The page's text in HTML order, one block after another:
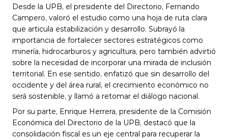
Desde la UPB, el presidente del Directorio, Fernando
Campero, valoró el estudio como una hoja de ruta clara
que articula estabilización y desarrollo. Subrayó la
importancia de fortalecer sectores estratégicos como
minería, hidrocarburos y agricultura, pero también advirtió
sobre la necesidad de incorporar una mirada de inclusión
territorial. En ese sentido, enfatizó que sin desarrollo del
occidente y del área rural, el crecimiento económico no
será sostenible, y llamó a retomar el diálogo nacional.
Por su parte, Enrique Herrera, presidente de la Comisión
Económica del Directorio de la UPB, destacó que la
consolidación fiscal es un eje central para recuperar la